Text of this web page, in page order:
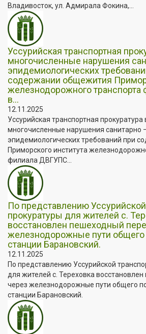
Владивосток, ул. Адмирала Фокина,...
Уссурийская транспортная
многочисленные нарушения
эпидемиологических
содержании общежития
железнодорожного
в...
12.11.2025
Уссурийская транспортная
многочисленные нарушения санитарно
эпидемиологических требований при
Приморского института
филиала ДВГУПС...
По представлению
прокуратуры для жителей с.
восстановлен пешеходный
железнодорожные пути общего
станции Барановский.
12.11.2025
По представлению Уссурийской
для жителей с. Тереховка
через железнодорожные пути общего
станции Барановский.